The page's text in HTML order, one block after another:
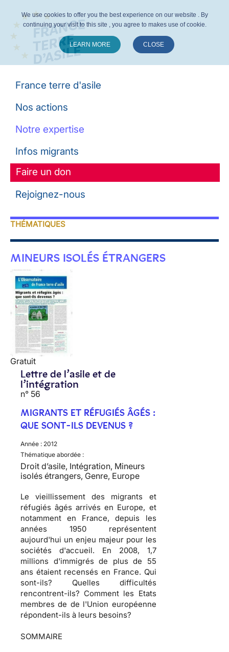
France terre d'asile
Nos actions
Notre expertise
Infos migrants
Faire un don
Rejoignez-nous
THÉMATIQUES
MINEURS ISOLÉS ÉTRANGERS
Gratuit
Lettre de l’asile et de
l’intégration
n° 56
MIGRANTS ET RÉFUGIÉS ÂGÉS :
QUE SONT-ILS DEVENUS ?
Année : 2012
Thématique abordée :
Droit d’asile, Intégration, Mineurs
isolés étrangers, Genre, Europe
Le vieillissement des migrants et
réfugiés âgés arrivés en Europe, et
notamment en France, depuis les
années 1950 représentent
aujourd'hui un enjeu majeur pour les
sociétés d'accueil. En 2008, 1,7
millions d'immigrés de plus de 55
ans étaient recensés en France. Qui
sont-ils? Quelles difficultés
rencontrent-ils? Comment les Etats
membres de de l'Union européenne
répondent-ils à leurs besoins?
SOMMAIRE
We use cookies to offer you the best experience on our website . By
continuing your visit to this site , you agree to makes use of cookie.
LEARN MORE CLOSE